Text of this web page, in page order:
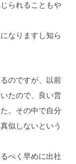
られることもや
なりますし知ら
のですが、以前
たので、良い営
。その中で自分
似しないという
べく早めに出社